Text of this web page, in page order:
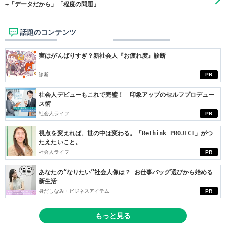
→「データだから」「程度の問題」
話題のコンテンツ
PR
実はがんばりすぎ？新社会人『お疲れ度』診断
診断
PR
社会人デビューもこれで完璧！ 印象アップのセルフプロデュー
ス術
社会人ライフ
PR
視点を変えれば、世の中は変わる。「Rethink PROJECT」がつ
たえたいこと。
社会人ライフ
PR
あなたの“なりたい”社会人像は？ お仕事バッグ選びから始める
新生活
身だしなみ・ビジネスアイテム
もっと見る